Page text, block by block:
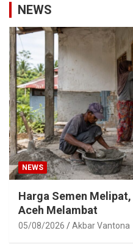
NEWS
NEWS
Harga Semen
Aceh Melambat
05/08/2026 Akbar Vantona